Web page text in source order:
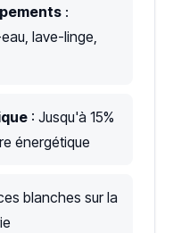
:
lave-linge,
: Jusqu'à 15%
énergétique
blanches sur la